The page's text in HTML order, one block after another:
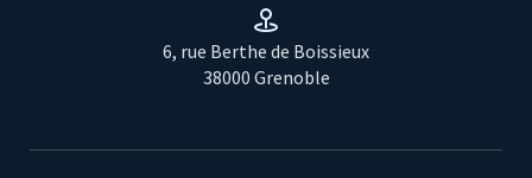
6, rue Berthe de Boissieux
38000 Grenoble